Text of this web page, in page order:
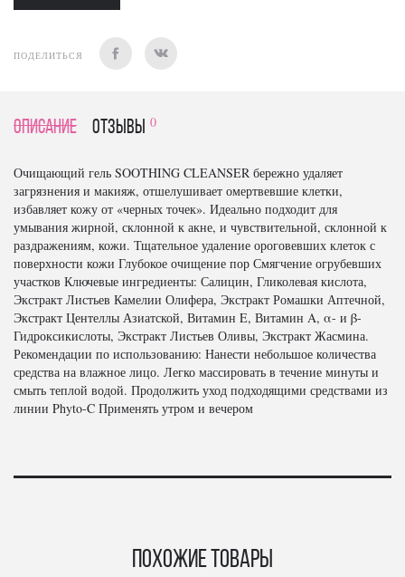
ПОДЕЛИТЬСЯ
Описание отзывы 0
Очищающий гель SOOTHING CLEANSER бережно удаляет
загрязнения и макияж, отшелушивает омертвевшие клетки,
избавляет кожу от «черных точек». Идеально подходит для
умывания жирной, склонной к акне, и чувствительной, склонной к
раздражениям, кожи. Тщательное удаление ороговевших клеток с
поверхности кожи Глубокое очищение пор Смягчение огрубевших
участков Ключевые ингредиенты: Салицин, Гликолевая кислота,
Экстракт Листьев Камелии Олифера, Экстракт Ромашки Аптечной,
Экстракт Центеллы Азиатской, Витамин E, Витамин A, α- и β-
Гидроксикислоты, Экстракт Листьев Оливы, Экстракт Жасмина.
Рекомендации по использованию: Нанести небольшое количества
средства на влажное лицо. Легко массировать в течение минуты и
смыть теплой водой. Продолжить уход подходящими средствами из
линии Phyto-C Применять утром и вечером
Похожие товары